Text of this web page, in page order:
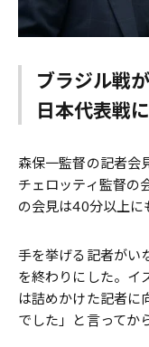
ブラジル戦
日本代表戦
森保一監督の記者会
チェロッティ監督の
の会見は40分以上に
手を挙げる記者がい
を終わりにした。イ
は詰めかけた記者に
でした」と言ってか